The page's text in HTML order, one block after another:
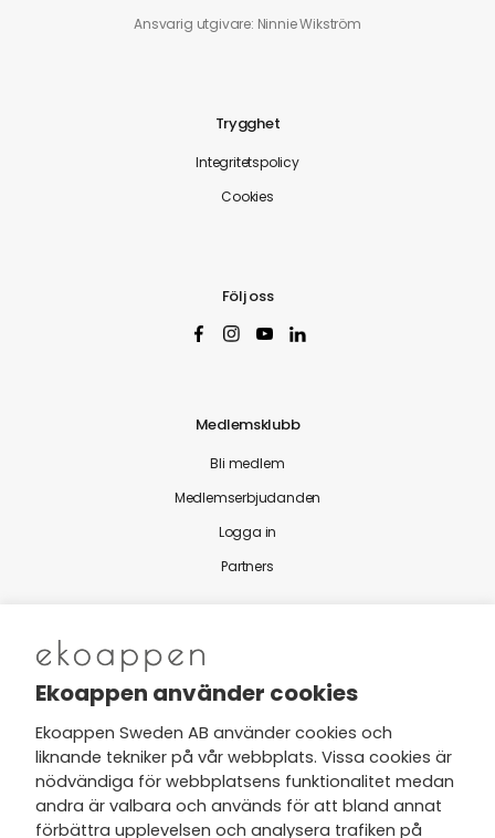
Ansvarig utgivare: Ninnie Wikström
Trygghet
Integritetspolicy
Cookies
Följ oss
Medlemsklubb
Bli medlem
Medlemserbjudanden
Logga in
Partners
Nytt från Ekoappen
Jag har tagit del av Ekoappens
personuppgifts- och
integritetspolicyoch tar gärna del
av nyheter, hälsotips och exklusiva
Ekoappen använder cookies
Ekoappen Sweden AB använder cookies och
liknande tekniker på vår webbplats. Vissa cookies är
nödvändiga för webbplatsens funktionalitet medan
andra är valbara och används för att bland annat
förbättra upplevelsen och analysera trafiken på